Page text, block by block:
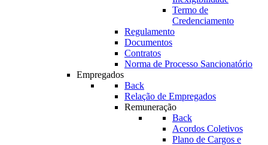
Termo de
Credenciamento
Regulamento
Documentos
Contratos
Norma de Processo Sancionatório
Empregados
Back
Relação de Empregados
Remuneração
Back
Acordos Coletivos
Plano de Cargos e